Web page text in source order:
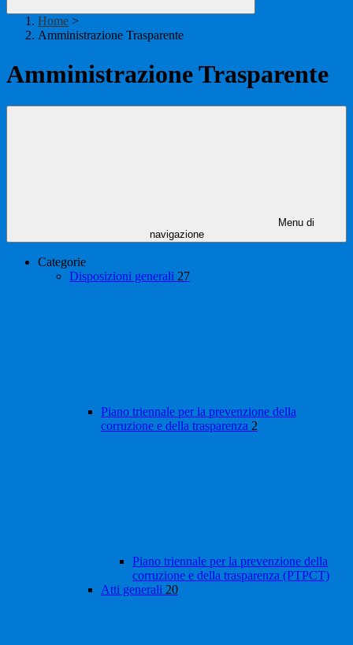
Home >
Amministrazione Trasparente
Amministrazione Trasparente
Menu di
navigazione
Categorie
Disposizioni generali 27
Piano triennale per la prevenzione della
corruzione e della trasparenza 2
Piano triennale per la prevenzione della
corruzione e della trasparenza (PTPCT)
Atti generali 20